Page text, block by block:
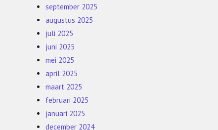
september 2025
augustus 2025
juli 2025
juni 2025
mei 2025
april 2025
maart 2025
februari 2025
januari 2025
december 2024